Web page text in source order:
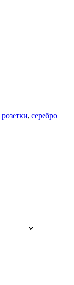
розетки, серебро